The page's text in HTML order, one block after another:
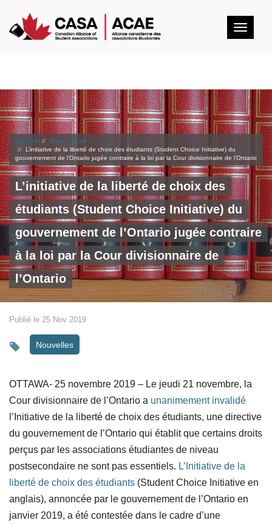
Accueil
Notre travail
L’initiative de la liberté de choix des étudiants (Student Choice Initiative) du
gouvernement de l’Ontario jugée contraire à la loi par la Cour divisionnaire de l’Ontario
L’initiative de la liberté de choix des
étudiants (Student Choice Initiative) du
gouvernement de l’Ontario jugée contraire
à la loi par la Cour divisionnaire de
l’Ontario
Publié le 25 Nov 2019
Nouvelles
OTTAWA- 25 novembre 2019 – Le jeudi 21 novembre, la
Cour divisionnaire de l’Ontario a unanimement invalidé
l’Initiative de la liberté de choix des étudiants, une directive
du gouvernement de l’Ontario qui établit que certains droits
perçus par les associations étudiantes de niveau
postsecondaire ne sont pas essentiels. L’Initiative de la
liberté de choix des étudiants (Student Choice Initiative en
anglais), annoncée par le gouvernement de l’Ontario en
janvier 2019, a été contestée dans le cadre d’une